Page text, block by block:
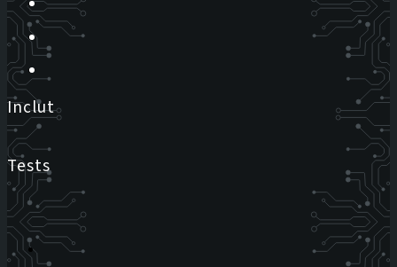
Inclut
Tests